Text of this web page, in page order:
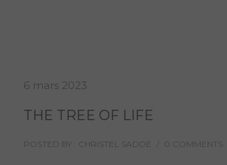
6 mars 2023
THE TREE OF LIFE
POSTED BY : CHRISTEL SADDE 0 COMMENTS